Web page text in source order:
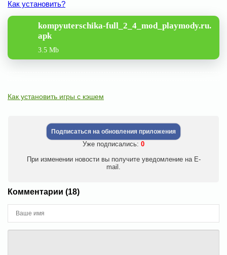
Как установить?
kompyuterschika-full_2_4_mod_playmody.ru.
apk
3.5 Mb
Как установить игры с кэшем
Подписаться на обновления приложения
Уже подписались: 0
При изменении новости вы получите уведомление на E-
mail.
Комментарии (18)